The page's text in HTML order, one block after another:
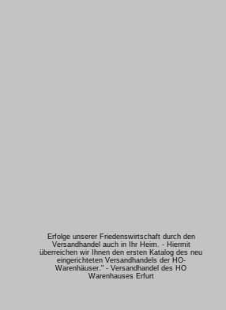
Erfolge unserer Friedenswirtschaft durch den
Versandhandel auch in Ihr Heim. - Hiermit
überreichen wir Ihnen den ersten Katalog des neu
eingerichteten Versandhandels der HO-
Warenhäuser." - Versandhandel des HO
Warenhauses Erfurt